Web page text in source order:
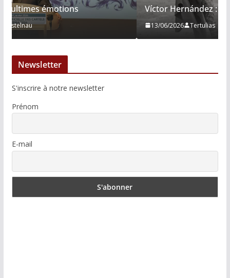
Víctor Hernández : le courage immobile
13/06/2026
Newsletter
S'inscrire à notre newsletter
Prénom
E-mail